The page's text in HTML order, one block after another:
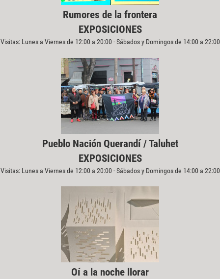
Rumores de la frontera
EXPOSICIONES
Visitas: Lunes a Viernes de 12:00 a 20:00 - Sábados y Domingos de 14:00 a 22:00
Pueblo Nación Querandí / Taluhet
EXPOSICIONES
Visitas: Lunes a Viernes de 12:00 a 20:00 - Sábados y Domingos de 14:00 a 22:00
Oí a la noche llorar